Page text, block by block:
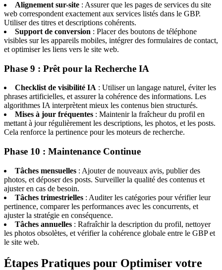
Alignement sur-site : Assurer que les pages de services du site
web correspondent exactement aux services listés dans le GBP.
Utiliser des titres et descriptions cohérents.
Support de conversion : Placer des boutons de téléphone
visibles sur les appareils mobiles, intégrer des formulaires de contact,
et optimiser les liens vers le site web.
Phase 9 : Prêt pour la Recherche IA
Checklist de visibilité IA : Utiliser un langage naturel, éviter les
phrases artificielles, et assurer la cohérence des informations. Les
algorithmes IA interprètent mieux les contenus bien structurés.
Mises à jour fréquentes : Maintenir la fraîcheur du profil en
mettant à jour régulièrement les descriptions, les photos, et les posts.
Cela renforce la pertinence pour les moteurs de recherche.
Phase 10 : Maintenance Continue
Tâches mensuelles : Ajouter de nouveaux avis, publier des
photos, et déposer des posts. Surveiller la qualité des contenus et
ajuster en cas de besoin.
Tâches trimestrielles : Auditer les catégories pour vérifier leur
pertinence, comparer les performances avec les concurrents, et
ajuster la stratégie en conséquence.
Tâches annuelles : Rafraîchir la description du profil, nettoyer
les photos obsolètes, et vérifier la cohérence globale entre le GBP et
le site web.
Étapes Pratiques pour Optimiser votre